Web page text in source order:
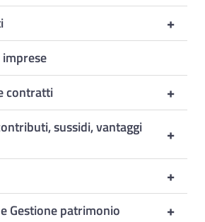
+
+
contratti
+
sussidi, vantaggi
+
+
Gestione patrimonio